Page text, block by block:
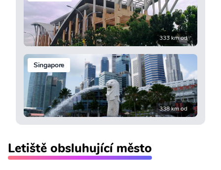
333 km od
Singapore
338 km od
Letiště obsluhující město